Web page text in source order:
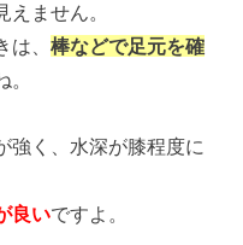
ません。
は、棒などで足元を確
強く、水深が膝程度に
良いですよ。